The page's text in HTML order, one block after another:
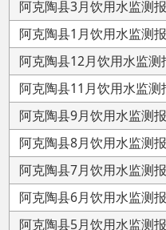
阿克陶县3月饮用水监测报告
阿克陶县2月饮用水监测报告
阿克陶县1月饮用水监测报告
阿克陶县11月饮用水监测报告
阿克陶县10月饮用水监测报告
阿克陶县9月饮用水监测报告
阿克陶县8月饮用水监测报告
阿克陶县7月饮用水监测报告